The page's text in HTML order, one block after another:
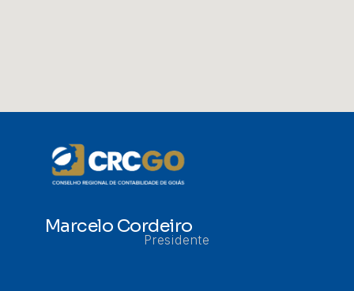
Marcelo Cordeiro
Presidente